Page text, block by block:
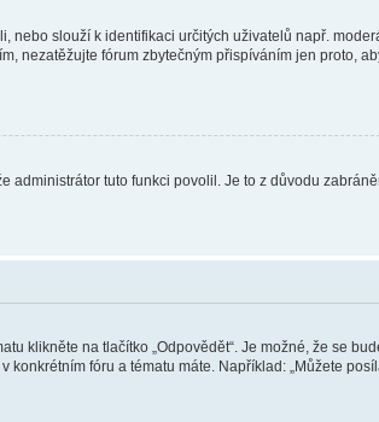
slouží k identifikaci určitých uživatelů např.
nezatěžujte fórum zbytečným přispíváním jen proto,
tuto funkci povolil. Je to z důvodu
klikněte na tlačítko „Odpovědět“. Je možné, že se
fóru a tématu máte. Například: „Můžete